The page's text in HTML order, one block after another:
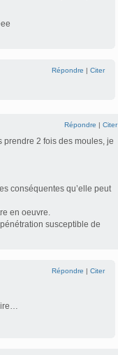
Répondre | Citer
Répondre | Citer
2 fois des moules, je
conséquentes qu’elle peut
en oeuvre.
susceptible de
Répondre | Citer